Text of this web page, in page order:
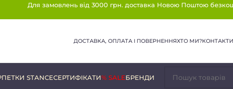
Для замовлень від 3000 грн. доставка Новою Поштою
ДОСТАВКА, ОПЛАТА І ПОВЕРНЕННЯХТО МИ?КОНТАКТИ
STANCEСЕРТИФІКАТИ% SALEБРЕНДИ